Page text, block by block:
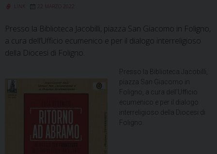
LINK 22 MARZO 2022
Presso la Biblioteca Jacobilli, piazza San Giacomo in Foligno,
a cura dell’Ufficio ecumenico e per il dialogo interreligioso
della Diocesi di Foligno.
Presso la Biblioteca Jacobilli,
piazza San Giacomo in
Foligno, a cura dell’Ufficio
ecumenico e per il dialogo
interreligioso della Diocesi di
Foligno.